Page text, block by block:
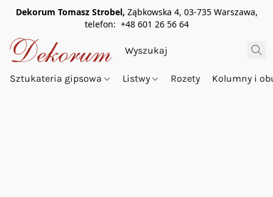
Dekorum Tomasz Strobel, Ząbkowska 4, 03-735 Warszawa,
telefon: +48 601 26 56 64
Sztukateria gipsowa Listwy Rozety Kolumny i